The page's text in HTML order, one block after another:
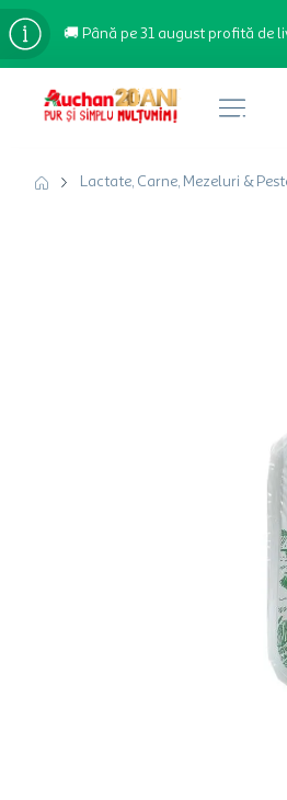
🚚 Până pe 31 august profită de
Lactate, Carne, Mezeluri &